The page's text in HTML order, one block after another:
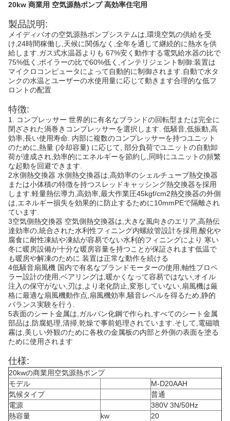
20kw 商業用 空気源熱ポンプ 高効率住宅用
製品説明:
メイディバオの空気源熱ポンプシステムは,環境空気の供給を受
け,24時間稼働し,天候に関係なく,全年を通して継続的に熱水を供
給します.ガス式水温器よりも 67%安く動作する電気給水器の比で
75%低く,ボイラーの比で60%低く,インテリジェント制御:装置は
マイクロコンピュータによって自動的に制御されます.自動で水タ
ンクの水温とユーザーの水使用量に応じて動きます合理的な低フ
ロントの配置
特徴:
1. コンプレッサー 世界的に有名なブランドの回転型または完全に
閉ざされた渦巻きコンプレッサーを選択します. 低騒音,低振動,高
効率,長い使用寿命. 内部に複数のコンプレッサーを持つユニット
のために,熱量 (冷却容量) に応じて, 部分負荷でユニットの自動卸
荷が達成され,効率的にエネルギーを節約し,同時にユニットの頻繁
な起動を回避できます.
2水側熱交換器 水側熱交換器は,高効率のシェルチューブ熱交換器
または小体積の特徴を持つスレッドキャッシング熱交換器を採用
します.軽量熱伝導力,高効率,最大作業圧45kgf/cm2熱交換器の外側
は,エネルギー損失を効果的に防止するために10mmPEで隔離され
ています.
3空気側熱交換器 空気側熱交換器は,大きな風向きのエリア,高熱伝
達効率の,統合された水利性フィニング内螺紋管設計を採用,酸化や
腐食に耐性凍結や凍結が容易でない水利的フィニングにより 寒い
冬に暖房設備が十分な暖房容量を持つことが保証されます低温で
も暖房や解凍のために 装置は正常な動作を続ける
4低騒音扇風機 国内で有名なブランドモーターの使用,軸性プロペ
ラー設計の使用,ベアリングは,暖かくなって容易ではない,オイル
注入の保守がない,刃は,より老化防止,変形していない,扇風機は厳
格に最適な扇風機動作点,扇風機効率,騒音レベルを得るため,静的
バランス実験を行う.
5表面のシート金属は,ガルバン化鋼で作られ,すべてのシート金属
部品は,防腐処理,清掃,乾燥で事前処理されています.そして,電磁噴
霧は,美しい外観のために各枚の金属板の内部と外側の表面を塗る
ために使用されます
仕様:
20kwの商業用空気源熱ポンプ
モデル
M-D20AAH
気候タイプ
普通
電源
380V 3N/50Hz
熱容量
kw 20